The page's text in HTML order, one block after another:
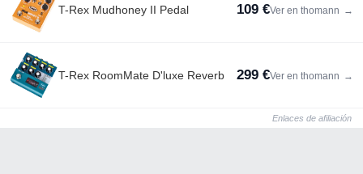
T-Rex Mudhoney II Pedal 109 €Ver en thomann →
T-Rex RoomMate D'luxe Reverb 299 €Ver en thomann →
Enlaces de afiliación